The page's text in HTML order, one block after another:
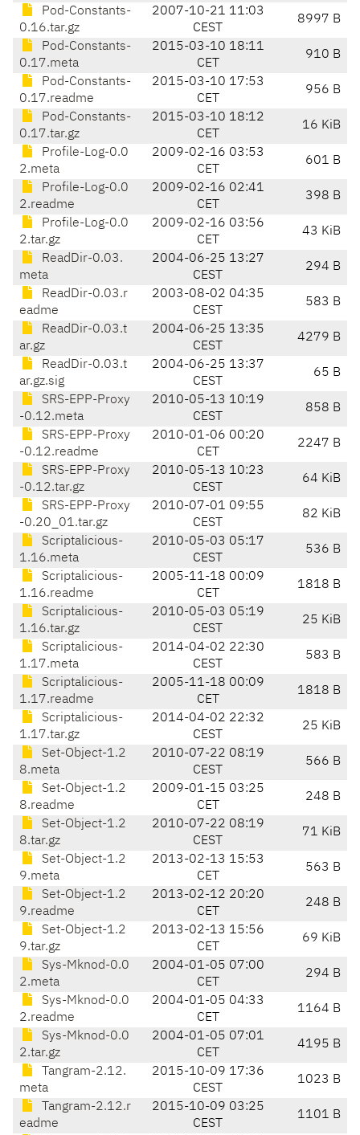
Pod-Constants-
0.16.tar.gz
2007-10-21 11:03
CEST
8997 B
Pod-Constants-
0.17.meta
2015-03-10 18:11
CET
910 B
Pod-Constants-
0.17.readme
2015-03-10 17:53
CET
956 B
Pod-Constants-
0.17.tar.gz
2015-03-10 18:12
CET
16 KiB
Profile-Log-0.0
2.meta
2009-02-16 03:53
CET
601 B
Profile-Log-0.0
2.readme
2009-02-16 02:41
CET
398 B
Profile-Log-0.0
2.tar.gz
2009-02-16 03:56
CET
43 KiB
ReadDir-0.03.
meta
2004-06-25 13:27
CEST
294 B
ReadDir-0.03.r
eadme
2003-08-02 04:35
CEST
583 B
ReadDir-0.03.t
ar.gz
2004-06-25 13:35
CEST
4279 B
ReadDir-0.03.t
ar.gz.sig
2004-06-25 13:37
CEST
65 B
SRS-EPP-Proxy
-0.12.meta
2010-05-13 10:19
CEST
858 B
SRS-EPP-Proxy
-0.12.readme
2010-01-06 00:20
CET
2247 B
SRS-EPP-Proxy
-0.12.tar.gz
2010-05-13 10:23
CEST
64 KiB
SRS-EPP-Proxy
-0.20_01.tar.gz
2010-07-01 09:55
CEST
82 KiB
Scriptalicious-
1.16.meta
2010-05-03 05:17
CEST
536 B
Scriptalicious-
1.16.readme
2005-11-18 00:09
CET
1818 B
Scriptalicious-
1.16.tar.gz
2010-05-03 05:19
CEST
25 KiB
Scriptalicious-
1.17.meta
2014-04-02 22:30
CEST
583 B
Scriptalicious-
1.17.readme
2005-11-18 00:09
CET
1818 B
Scriptalicious-
1.17.tar.gz
2014-04-02 22:32
CEST
25 KiB
Set-Object-1.2
8.meta
2010-07-22 08:19
CEST
566 B
Set-Object-1.2
8.readme
2009-01-15 03:25
CET
248 B
Set-Object-1.2
8.tar.gz
2010-07-22 08:19
CEST
71 KiB
Set-Object-1.2
9.meta
2013-02-13 15:53
CET
563 B
Set-Object-1.2
9.readme
2013-02-12 20:20
CET
248 B
Set-Object-1.2
9.tar.gz
2013-02-13 15:56
CET
69 KiB
Sys-Mknod-0.0
2.meta
2004-01-05 07:00
CET
294 B
Sys-Mknod-0.0
2.readme
2004-01-05 04:33
CET
1164 B
Sys-Mknod-0.0
2.tar.gz
2004-01-05 07:01
CET
4195 B
Tangram-2.12.
meta
2015-10-09 17:36
CEST
1023 B
Tangram-2.12.r
eadme
2015-10-09 03:25
CEST
1101 B